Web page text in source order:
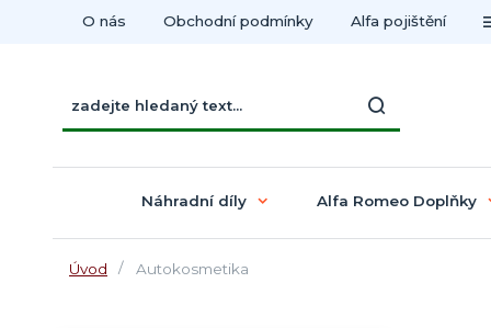
O nás Obchodní podmínky Alfa pojištění
Náhradní díly Alfa Romeo Doplňky
Úvod Autokosmetika